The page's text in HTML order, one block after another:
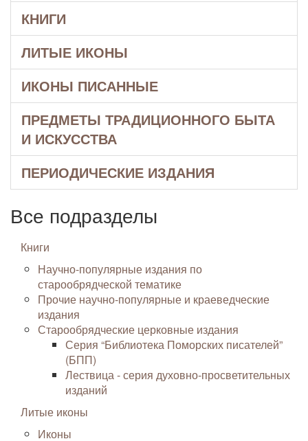
КНИГИ
ЛИТЫЕ ИКОНЫ
ИКОНЫ ПИСАННЫЕ
ПРЕДМЕТЫ ТРАДИЦИОННОГО БЫТА
И ИСКУССТВА
ПЕРИОДИЧЕСКИЕ ИЗДАНИЯ
Все подразделы
Книги
Научно-популярные издания по
старообрядческой тематике
Прочие научно-популярные и краеведческие
издания
Старообрядческие церковные издания
Серия “Библиотека Поморских писателей”
(БПП)
Лествица - серия духовно-просветительных
изданий
Литые иконы
Иконы